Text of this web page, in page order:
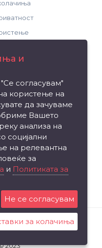
производ
2023
и
согласувам"
користење на
да зачуваме
Вашето
анализа на
социјални
на релевантна
за
и Политиката за
Не се согласувам
за колачиња